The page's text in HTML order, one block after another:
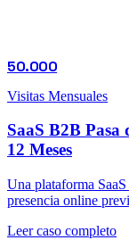
50.000
Visitas Mensuales
SaaS B2B Pasa
12 Meses
Una plataforma
presencia online
Leer caso completo